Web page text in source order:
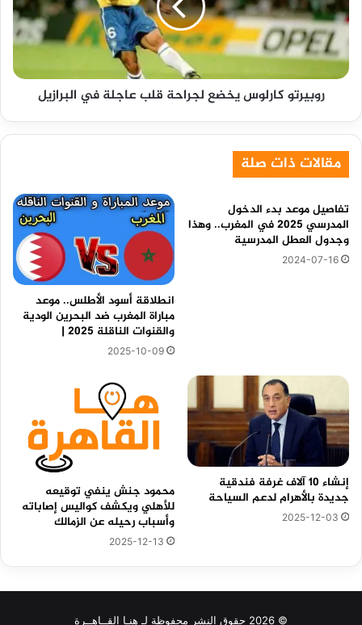
قلب
عاجلة
البرازيل
روبيرتو كارلوس يخضع لجراحة قلب عاجلة في البرازيل
مقالات ذات صلة
تفاصيل موعد بدء الدخول
المدرسي 2025 في المغرب.. وهذا
وجدول العطل المدرسية
2024-07-16
انطلاقة أسود الأطلس.. موعد
مباراة المغرب ضد البحرين الودية
والقنوات الناقلة 2025 |
2025-10-09
إنشاء 10 آلاف غرفة فندقية
جديدة بالأهرام لدعم السياحة
2025-12-03
محمود جنش ينفي توقيعه
للأهلي ويكشف كواليس إصاباته
وأسباب رحيله عن الزمالك
2025-12-13
© 2026 حقوق النشر محفوظة لـ هنـا القــاهــرة